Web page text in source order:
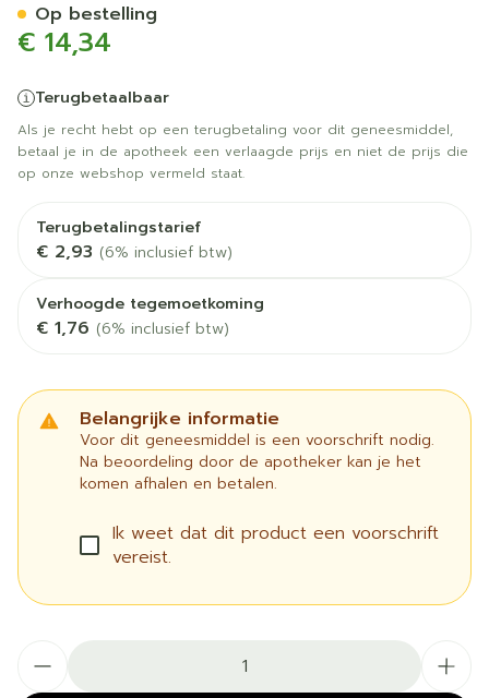
€ 14,34
Terugbetaalbaar
Als je recht hebt op een terugbetaling voor dit geneesmiddel,
betaal je in de apotheek een verlaagde prijs en niet de prijs die
op onze webshop vermeld staat.
Terugbetalingstarief
€ 2,93 (6% inclusief btw)
Verhoogde tegemoetkoming
€ 1,76 (6% inclusief btw)
Belangrijke informatie
Voor dit geneesmiddel is een voorschrift nodig.
Na beoordeling door de apotheker kan je het
komen afhalen en betalen.
Ik weet dat dit product een voorschrift
vereist.
Op bestelling